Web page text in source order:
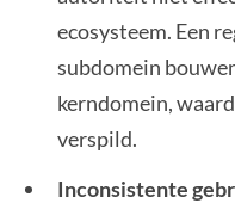
ecosysteem. Een
subdomein
kerndomein,
verspild.
Inconsistente